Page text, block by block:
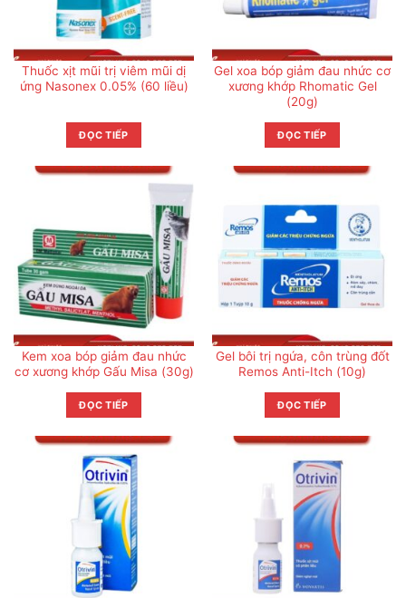
Thuốc xịt mũi trị viêm mũi dị
ứng Nasonex 0.05% (60 liều)
ĐỌC TIẾP
Gel xoa bóp giảm đau nhức cơ
xương khớp Rhomatic Gel
(20g)
ĐỌC TIẾP
Kem xoa bóp giảm đau nhức
cơ xương khớp Gấu Misa (30g)
ĐỌC TIẾP
Gel bôi trị ngứa, côn trùng đốt
Remos Anti-Itch (10g)
ĐỌC TIẾP